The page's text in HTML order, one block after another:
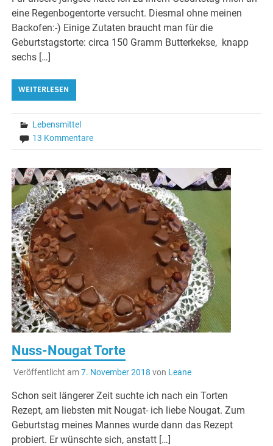
eine Regenbogentorte versucht. Diesmal ohne meinen
Backofen:-) Einige Zutaten braucht man für die
Geburtstagstorte: circa 150 Gramm Butterkekse, knapp
sechs […]
WEITERLESEN
Lebensmittel
13 Kommentare
Nuss-Nougat Torte
Veröffentlicht am7. November 2018 von Leane
Schon seit längerer Zeit suchte ich nach ein Torten
Rezept, am liebsten mit Nougat- ich liebe Nougat. Zum
Geburtstag meines Mannes wurde dann das Rezept
probiert. Er wünschte sich, anstatt […]